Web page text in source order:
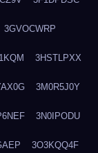
3GVOCWRP
3HSTLPXX
3M0R5J0Y
3N0IPODU
3O3KQQ4F